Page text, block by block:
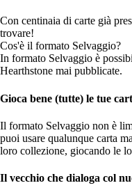
Con centinaia di carte già
trovare!
Cos'è il formato Selvaggio?
In formato Selvaggio è
Hearthstone mai pubblicate.
Gioca bene (tutte) le tue
Il formato Selvaggio non è
puoi usare qualunque carta
loro collezione, giocando le
Il vecchio che dialoga col